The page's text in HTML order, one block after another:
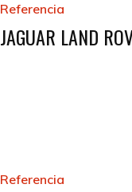
Referencia
JAGUAR LAND
Referencia